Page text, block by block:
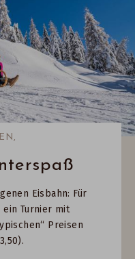
F
Eisbahn: Für
Turnier mit
Preisen